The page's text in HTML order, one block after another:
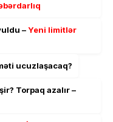
–Yeni limitlər
ucuzlaşacaq?
Torpaq azalır –